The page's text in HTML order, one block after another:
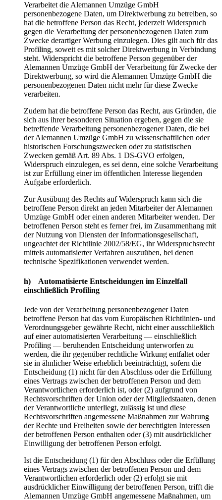
Verarbeitet die Alemannen Umzüge GmbH
personenbezogene Daten, um Direktwerbung zu betreiben, so
hat die betroffene Person das Recht, jederzeit Widerspruch
gegen die Verarbeitung der personenbezogenen Daten zum
Zwecke derartiger Werbung einzulegen. Dies gilt auch für das
Profiling, soweit es mit solcher Direktwerbung in Verbindung
steht. Widerspricht die betroffene Person gegenüber der
Alemannen Umzüge GmbH der Verarbeitung für Zwecke der
Direktwerbung, so wird die Alemannen Umzüge GmbH die
personenbezogenen Daten nicht mehr für diese Zwecke
verarbeiten.
Zudem hat die betroffene Person das Recht, aus Gründen, die
sich aus ihrer besonderen Situation ergeben, gegen die sie
betreffende Verarbeitung personenbezogener Daten, die bei
der Alemannen Umzüge GmbH zu wissenschaftlichen oder
historischen Forschungszwecken oder zu statistischen
Zwecken gemäß Art. 89 Abs. 1 DS-GVO erfolgen,
Widerspruch einzulegen, es sei denn, eine solche Verarbeitung
ist zur Erfüllung einer im öffentlichen Interesse liegenden
Aufgabe erforderlich.
Zur Ausübung des Rechts auf Widerspruch kann sich die
betroffene Person direkt an jeden Mitarbeiter der Alemannen
Umzüge GmbH oder einen anderen Mitarbeiter wenden. Der
betroffenen Person steht es ferner frei, im Zusammenhang mit
der Nutzung von Diensten der Informationsgesellschaft,
ungeachtet der Richtlinie 2002/58/EG, ihr Widerspruchsrecht
mittels automatisierter Verfahren auszuüben, bei denen
technische Spezifikationen verwendet werden.
h) Automatisierte Entscheidungen im Einzelfall
einschließlich Profiling
Jede von der Verarbeitung personenbezogener Daten
betroffene Person hat das vom Europäischen Richtlinien- und
Verordnungsgeber gewährte Recht, nicht einer ausschließlich
auf einer automatisierten Verarbeitung — einschließlich
Profiling — beruhenden Entscheidung unterworfen zu
werden, die ihr gegenüber rechtliche Wirkung entfaltet oder
sie in ähnlicher Weise erheblich beeinträchtigt, sofern die
Entscheidung (1) nicht für den Abschluss oder die Erfüllung
eines Vertrags zwischen der betroffenen Person und dem
Verantwortlichen erforderlich ist, oder (2) aufgrund von
Rechtsvorschriften der Union oder der Mitgliedstaaten, denen
der Verantwortliche unterliegt, zulässig ist und diese
Rechtsvorschriften angemessene Maßnahmen zur Wahrung
der Rechte und Freiheiten sowie der berechtigten Interessen
der betroffenen Person enthalten oder (3) mit ausdrücklicher
Einwilligung der betroffenen Person erfolgt.
Ist die Entscheidung (1) für den Abschluss oder die Erfüllung
eines Vertrags zwischen der betroffenen Person und dem
Verantwortlichen erforderlich oder (2) erfolgt sie mit
ausdrücklicher Einwilligung der betroffenen Person, trifft die
Alemannen Umzüge GmbH angemessene Maßnahmen, um